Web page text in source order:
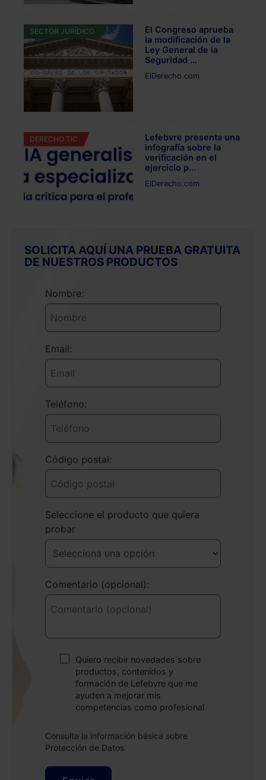
El Congreso aprueba
la modificación de la
Ley General de la
Seguridad ...
ElDerecho.com
SECTOR JURÍDICO
Lefebvre presenta una
infografía sobre la
verificación en el
ejercicio p...
ElDerecho.com
DERECHO TIC
SOLICITA AQUÍ UNA PRUEBA GRATUITA
DE NUESTROS PRODUCTOS
Nombre:
Email:
Teléfono:
Código postal:
Seleccione el producto que quiera
probar
Comentario (opcional):
Quiero recibir novedades sobre
productos, contenidos y
formación de Lefebvre que me
ayuden a mejorar mis
competencias como profesional
Consulta la información básica sobre
Protección de Datos